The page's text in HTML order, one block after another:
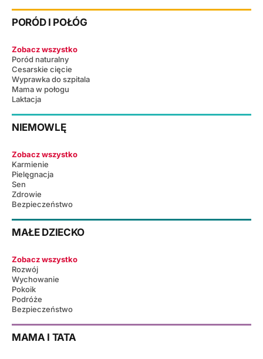
PORÓD I POŁÓG
Zobacz wszystko
Poród naturalny
Cesarskie cięcie
Wyprawka do szpitala
Mama w połogu
Laktacja
NIEMOWLĘ
Zobacz wszystko
Karmienie
Pielęgnacja
Sen
Zdrowie
Bezpieczeństwo
MAŁE DZIECKO
Zobacz wszystko
Rozwój
Wychowanie
Pokoik
Podróże
Bezpieczeństwo
MAMA I TATA